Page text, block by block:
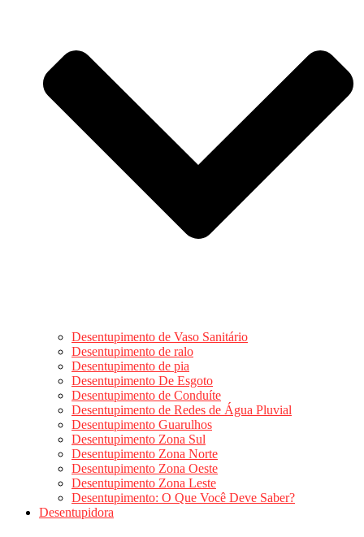
Desentupimento de Vaso Sanitário
Desentupimento de ralo
Desentupimento de pia
Desentupimento De Esgoto
Desentupimento de Conduíte
Desentupimento de Redes de Água Pluvial
Desentupimento Guarulhos
Desentupimento Zona Sul
Desentupimento Zona Norte
Desentupimento Zona Oeste
Desentupimento Zona Leste
Desentupimento: O Que Você Deve Saber?
Desentupidora